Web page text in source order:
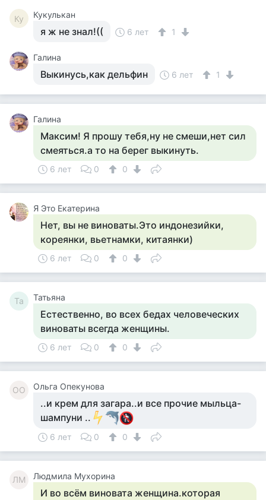
Ку Кукулькан
я ж не знал!(( 6 лет 1
Галина
Выкинусь,как дельфин 6 лет 1
Галина
Максим! Я прошу тебя,ну не смеши,нет сил
смеяться.а то на берег выкинуть.
6 лет 0 0
Я Это Екатерина
Нет, вы не виноваты.Это индонезийки,
кореянки, вьетнамки, китаянки)
6 лет 0 0
Та Татьяна
Естественно, во всех бедах человеческих
виноваты всегда женщины.
6 лет 0 0
ОО Ольга Опекунова
..и крем для загара..и все прочие мыльца-
шампуни ..
6 лет 0 0
ЛМ Людмила Мухорина
И во всём виновата женщина.которая